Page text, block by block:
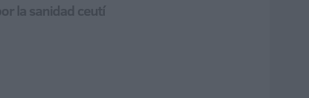
la sanidad ceutí